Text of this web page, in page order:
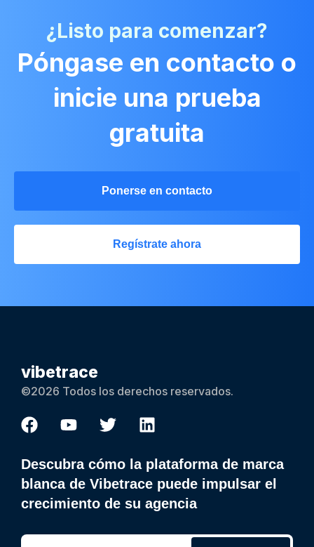
¿Listo para comenzar?
Póngase en contacto o
inicie una prueba
gratuita
Ponerse en contacto
Regístrate ahora
vibetrace
©2026 Todos los derechos reservados.
Descubra cómo la plataforma de marca
blanca de Vibetrace puede impulsar el
crecimiento de su agencia